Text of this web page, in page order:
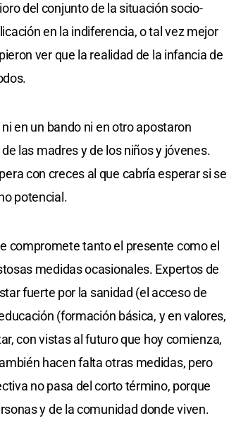
del conjunto de la situación socio-
en la indiferencia, o tal vez mejor
ver que la realidad de la infancia de
en un bando ni en otro apostaron
las madres y de los niños y jóvenes.
con creces al que cabría esperar si se
potencial.
compromete tanto el presente como el
medidas ocasionales. Expertos de
fuerte por la sanidad (el acceso de
(formación básica, y en valores,
con vistas al futuro que hoy comienza,
hacen falta otras medidas, pero
no pasa del corto término, porque
y de la comunidad donde viven.